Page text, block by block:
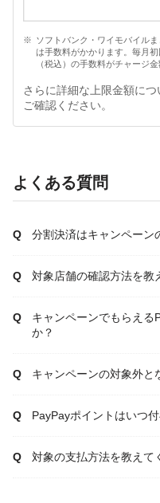
ソフトバンク・ワイモバイル
は手数料がかかります。毎月
（税込）の手数料がチャージ
さらに詳細な上限金額につ
ご確認ください。
よくある質問
分割決済はキャンペーン
対象店舗の確認方法を教
キャンペーンでもらえる
か？
キャンペーンの対象外と
PayPayポイントはいつ
対象の支払方法を教えて